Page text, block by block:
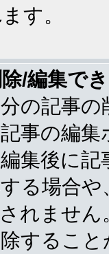
す。
/編集で
の記事
事の編
集後に
る場合
れませ
するこ